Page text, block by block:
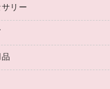
ＵＳＢアクセサリー
ー
ー／エアダスター
駄箱
リー
セサリー
ワーキングウェア
ャツ